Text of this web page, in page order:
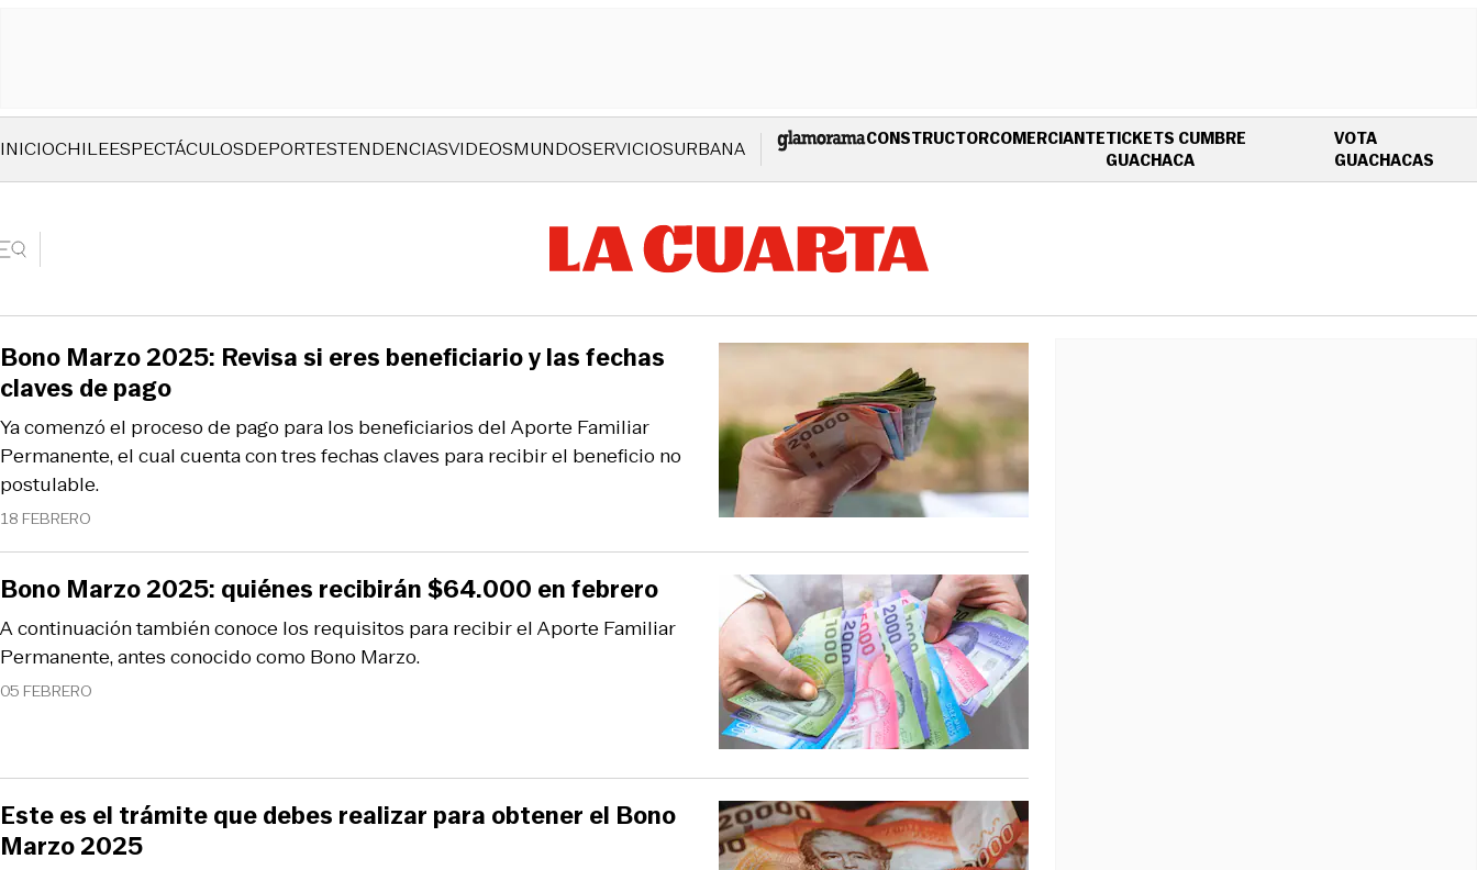
INICIOCHILEESPECTÁCULOSDEPORTESTENDENCIASVIDEOSMUNDOSERVICIOSURBANA CONSTRUCTORCOMERCIANTETICKETS CUMBRE
GUACHACAOPENS IN NEW WINDOW
VOTA
GUACHACAS
18 FEBRERO
Ya comenzó el proceso de pago para los beneficiarios del Aporte Familiar
Permanente, el cual cuenta con tres fechas claves para recibir el beneficio no
postulable.
Bono Marzo 2025: Revisa si eres beneficiario y las fechas
claves de pago
05 FEBRERO
A continuación también conoce los requisitos para recibir el Aporte Familiar
Permanente, antes conocido como Bono Marzo.
Bono Marzo 2025: quiénes recibirán $64.000 en febrero
Este es el trámite que debes realizar para obtener el Bono
Marzo 2025